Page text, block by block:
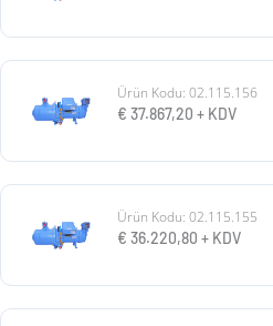
Ürün Kodu: 02.115.156
€ 37.867,20 + KDV
Ürün Kodu: 02.115.155
€ 36.220,80 + KDV